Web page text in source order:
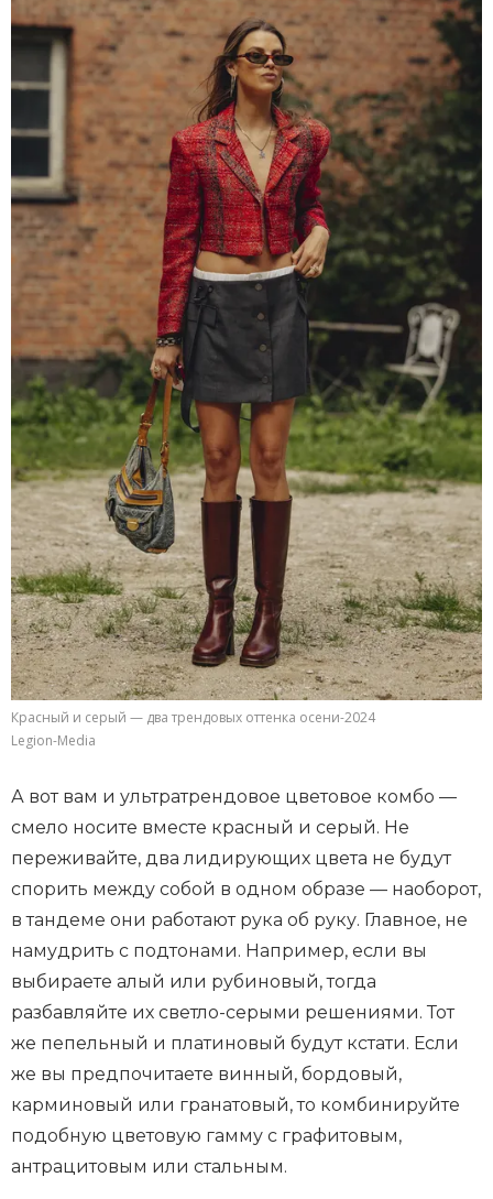
Красный и серый — два трендовых оттенка осени-2024
Legion-Media
А вот вам и ультратрендовое цветовое комбо —
смело носите вместе красный и серый. Не
переживайте, два лидирующих цвета не будут
спорить между собой в одном образе — наоборот,
в тандеме они работают рука об руку. Главное, не
намудрить с подтонами. Например, если вы
выбираете алый или рубиновый, тогда
разбавляйте их светло-серыми решениями. Тот
же пепельный и платиновый будут кстати. Если
же вы предпочитаете винный, бордовый,
карминовый или гранатовый, то комбинируйте
подобную цветовую гамму с графитовым,
антрацитовым или стальным.